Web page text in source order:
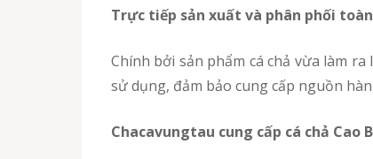
Trực tiếp sản xuất và phân phối
Chính bởi sản phẩm cá chả vừa làm ra là được xuất bán hết trong ngày, vì vậy, quý khách hàng không cần lo lắng về hàng tồn kho, hàng hết hạn
sử dụng, đảm bảo cung cấp nguồn
Chacavungtau cung cấp cá chả